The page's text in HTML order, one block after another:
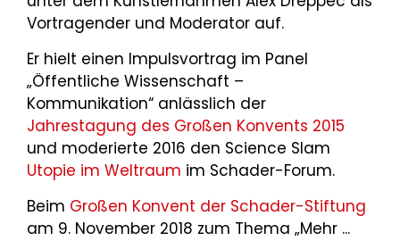
Vortragender und Moderator auf.
Er hielt einen Impulsvortrag im Panel
„Öffentliche Wissenschaft –
Kommunikation“ anlässlich der
Jahrestagung des Großen Konvents 2015
und moderierte 2016 den Science Slam
Utopie im Weltraum im Schader-Forum.
Beim Großen Konvent der Schader-Stiftung
am 9. November 2018 zum Thema „Mehr ...